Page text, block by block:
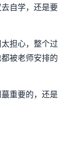
自学，还是要
担心，整个过
被老师安排的
重要的，还是